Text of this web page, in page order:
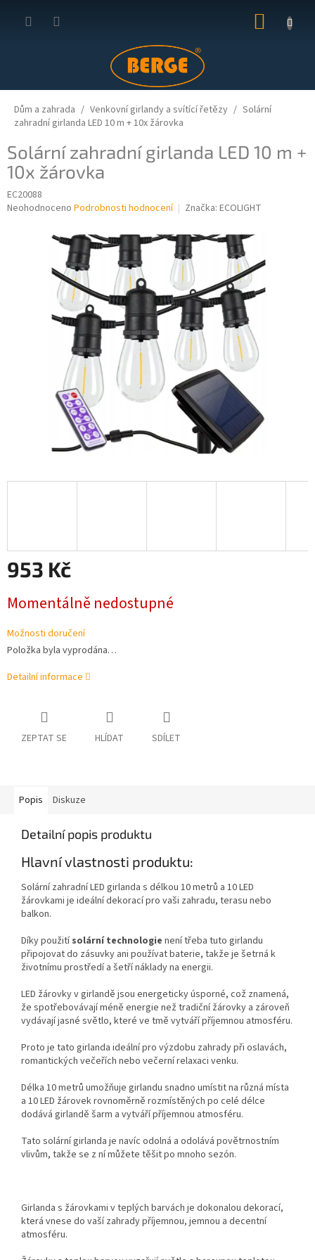
KOŠÍK
Dům a zahrada Venkovní girlandy a svítící řetězy
Solární
zahradní girlanda LED 10 m + 10x žárovka
Solární zahradní girlanda LED 10 m +
10x žárovka
EC20088
Průměrné
Neohodnoceno Podrobnosti hodnocení Značka: ECOLIGHT
953 Kč
cena:
Momentálně nedostupné
Možnosti doručení
Položka byla vyprodána…
Detailní informace
ZEPTAT SE HLÍDAT SDÍLET
Popis Diskuze
Detailní popis produktu
Hlavní vlastnosti produktu:
Solární zahradní LED girlanda s délkou 10 metrů a 10 LED
žárovkami je ideální dekorací pro vaši zahradu, terasu nebo
balkon.
Díky použitísolární technologie není třeba tuto girlandu
připojovat do zásuvky ani používat baterie, takže je šetrná k
životnímu prostředí a šetří náklady na energii.
LED žárovky v girlandě jsou energeticky úsporné, což znamená,
že spotřebovávají méně energie než tradiční žárovky a zároveň
vydávají jasné světlo, které ve tmě vytváří příjemnou atmosféru.
Proto je tato girlanda ideální pro výzdobu zahrady při oslavách,
romantických večeřích nebo večerní relaxaci venku.
Délka 10 metrů umožňuje girlandu snadno umístit na různá místa
a 10 LED žárovek rovnoměrně rozmístěných po celé délce
dodává girlandě šarm a vytváří příjemnou atmosféru.
Tato solární girlanda je navíc odolná a odolává povětrnostním
vlivům, takže se z ní můžete těšit po mnoho sezón.
Girlanda s žárovkami v teplých barvách je dokonalou dekorací,
která vnese do vaší zahrady příjemnou, jemnou a decentní
atmosféru.